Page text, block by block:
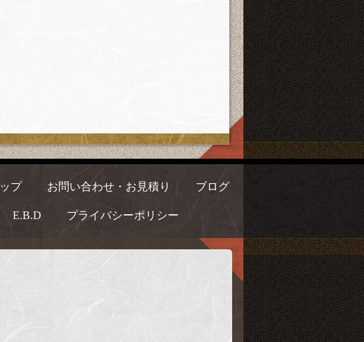
プ お問い合わせ・お見積り ブログ
E.B.D プライバシーポリシー